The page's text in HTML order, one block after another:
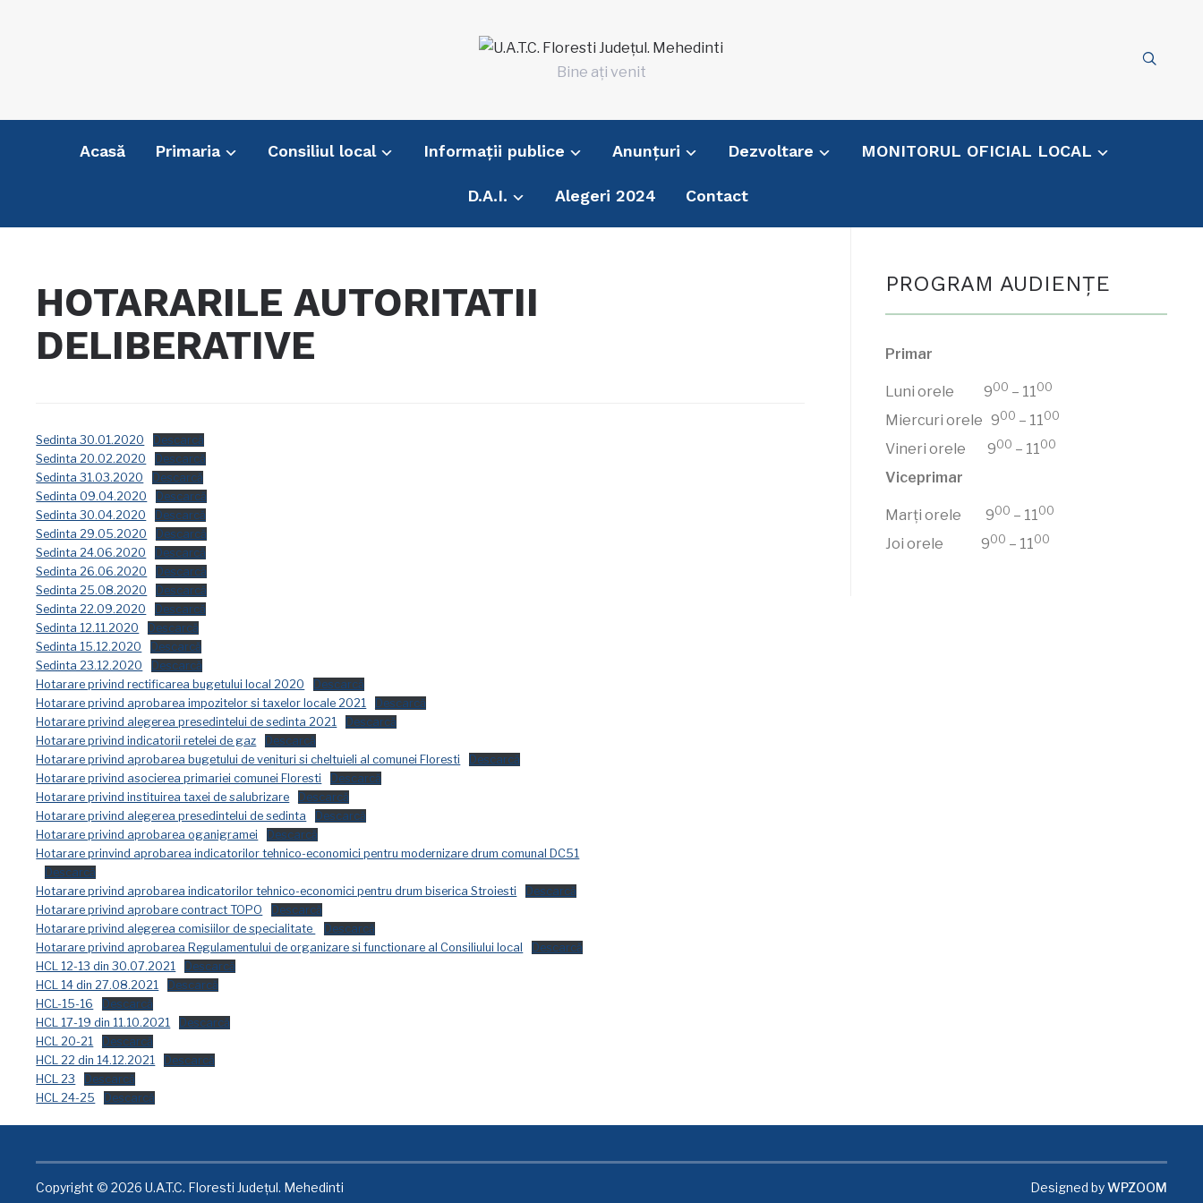
Bine ați venit
Acasă Primaria Consiliul local Informații publice Anunțuri Dezvoltare MONITORUL OFICIAL LOCAL
D.A.I. Alegeri 2024 Contact
HOTARARILE AUTORITATII
DELIBERATIVE
Sedinta 30.01.2020
Descarcă
Sedinta 20.02.2020
Descarcă
Sedinta 31.03.2020
Descarcă
Sedinta 09.04.2020
Descarcă
Sedinta 30.04.2020
Descarcă
Sedinta 29.05.2020
Descarcă
Sedinta 24.06.2020
Descarcă
Sedinta 26.06.2020
Descarcă
Sedinta 25.08.2020
Descarcă
Sedinta 22.09.2020
Descarcă
Sedinta 12.11.2020
Descarcă
Sedinta 15.12.2020
Descarcă
Sedinta 23.12.2020
Descarcă
Hotarare privind rectificarea bugetului local 2020
Descarcă
Hotarare privind aprobarea impozitelor si taxelor locale 2021
Descarcă
Hotarare privind alegerea presedintelui de sedinta 2021
Descarcă
Hotarare privind indicatorii retelei de gaz
Descarcă
Hotarare privind aprobarea bugetului de venituri si cheltuieli al comunei Floresti
Descarcă
Hotarare privind asocierea primariei comunei Floresti
Descarcă
Hotarare privind instituirea taxei de salubrizare
Descarcă
Hotarare privind alegerea presedintelui de sedinta
Descarcă
Hotarare privind aprobarea oganigramei
Descarcă
Hotarare prinvind aprobarea indicatorilor tehnico-economici pentru modernizare drum comunal DC51
Descarcă
Hotarare privind aprobarea indicatorilor tehnico-economici pentru drum biserica Stroiesti
Descarcă
Hotarare privind aprobare contract TOPO
Descarcă
Hotarare privind alegerea comisiilor de specialitate
Descarcă
Hotarare privind aprobarea Regulamentului de organizare si functionare al Consiliului local
Descarcă
HCL 12-13 din 30.07.2021
Descarcă
HCL 14 din 27.08.2021
Descarcă
HCL-15-16
Descarcă
HCL 17-19 din 11.10.2021
Descarcă
HCL 20-21
Descarcă
HCL 22 din 14.12.2021
Descarcă
HCL 23
Descarcă
HCL 24-25
Descarcă
PROGRAM AUDIENŢE
Primar
Luni orele 900 – 1100
Miercuri orele 900 – 1100
Vineri orele 900 – 1100
Viceprimar
Marți orele 900 – 1100
Joi orele 900 – 1100
Copyright © 2026 U.A.T.C. Floresti Județul. Mehedinti Designed byWPZOOM